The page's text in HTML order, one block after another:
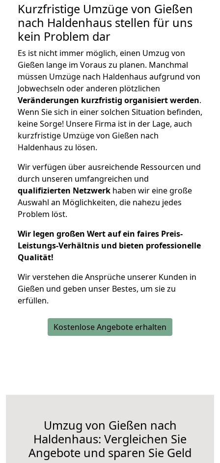
Kurzfristige Umzüge von Gießen
nach Haldenhaus stellen für uns
kein Problem dar
Es ist nicht immer möglich, einen Umzug von
Gießen lange im Voraus zu planen. Manchmal
müssen Umzüge nach Haldenhaus aufgrund von
Jobwechseln oder anderen plötzlichen
Veränderungen kurzfristig organisiert werden.
Wenn Sie sich in einer solchen Situation befinden,
keine Sorge! Unsere Firma ist in der Lage, auch
kurzfristige Umzüge von Gießen nach
Haldenhaus zu lösen.
Wir verfügen über ausreichende Ressourcen und
durch unseren umfangreichen und
qualifizierten Netzwerk haben wir eine große
Auswahl an Möglichkeiten, die nahezu jedes
Problem löst.
Wir legen großen Wert auf ein faires Preis-
Leistungs-Verhältnis und bieten professionelle
Qualität!
Wir verstehen die Ansprüche unserer Kunden in
Gießen und geben unser Bestes, um sie zu
erfüllen.
Kostenlose Angebote erhalten
Umzug von Gießen nach
Haldenhaus: Vergleichen Sie
Angebote und sparen Sie Geld